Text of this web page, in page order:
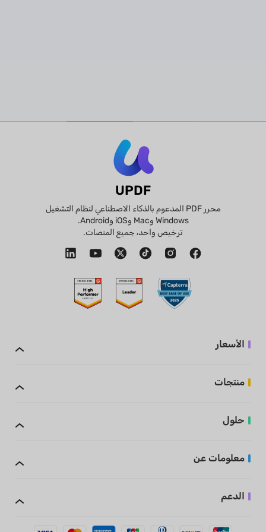
UPDF
محرر PDF المدعوم بالذكاء الاصطناعي لنظام التشغيل
Windows وMac وiOS وAndroid.
ترخيص واحد، جميع المنصات.
الأسعار
منتجات
حلول
معلومات عن
الدعم